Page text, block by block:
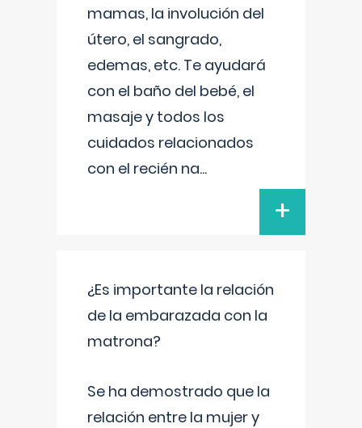
mamas, la involución del
útero, el sangrado,
edemas, etc. Te ayudará
con el baño del bebé, el
masaje y todos los
cuidados relacionados
con el recién na...
+
¿Es importante la relación
de la embarazada con la
matrona?
Se ha demostrado que la
relación entre la mujer y